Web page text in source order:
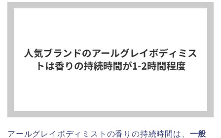
アールグレイボディミストの香りの持続時間は、 一般